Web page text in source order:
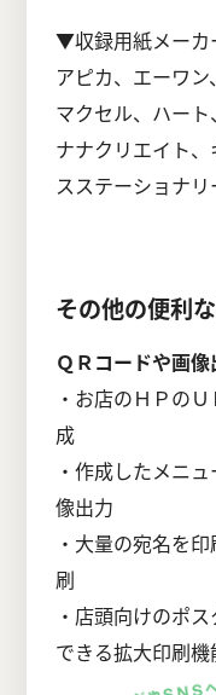
▼収録用紙メーカ
アピカ、エーワン
マクセル、ハート
ナナクリエイト
スステーショナ
その他の便利
ＱＲコードや画
・お店のＨＰの
成
・作成したメニ
像出力
・大量の宛名を
刷
・店頭向けのポ
できる拡大印刷機